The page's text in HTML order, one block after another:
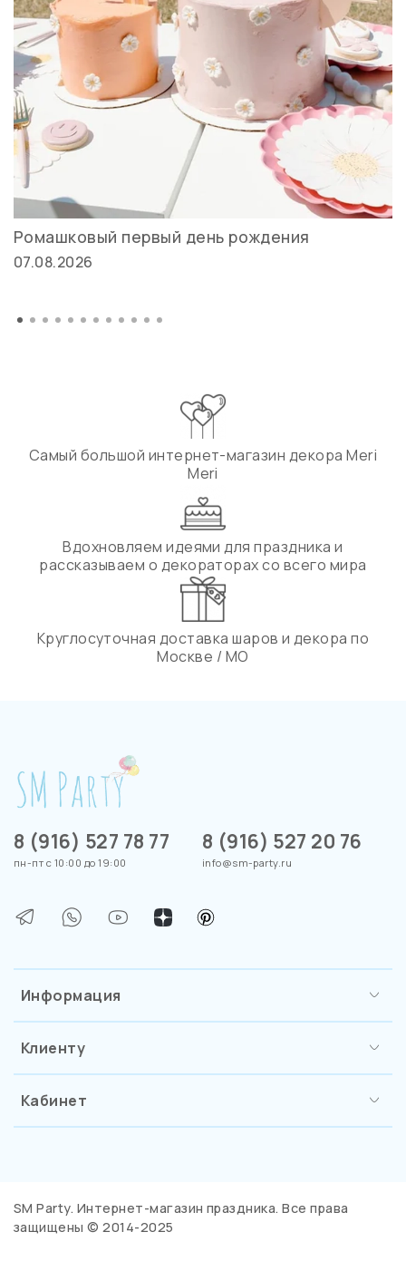
Ромашковый первый день рождения
07.08.2026
Самый большой интернет-магазин декора Meri
Meri
Вдохновляем идеями для праздника и
рассказываем о декораторах со всего мира
Круглосуточная доставка шаров и декора по
Москве / МО
Информация
Клиенту
Кабинет
8 (916) 527 78 77
пн-пт с 10:00 до 19:00
8 (916) 527 20 76
info@sm-party.ru
SM Party. Интернет-магазин праздника. Все права
защищены © 2014-2025